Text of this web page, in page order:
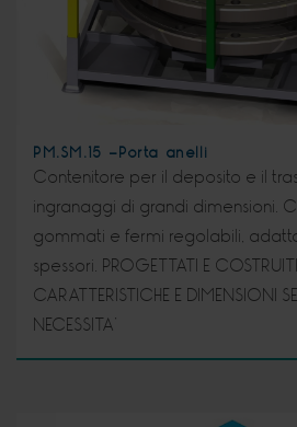
PM.SM.15 -Porta anelli
Contenitore per il deposito e il
ingranaggi di grandi dimensioni.
gommati e fermi regolabili,
spessori. PROGETTATI E
CARATTERISTICHE E DIMENSIONI
NECESSITA’